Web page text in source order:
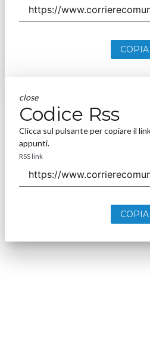
close
Codice Rss
Clicca sul pulsante per copiare il
appunti.
RSS link